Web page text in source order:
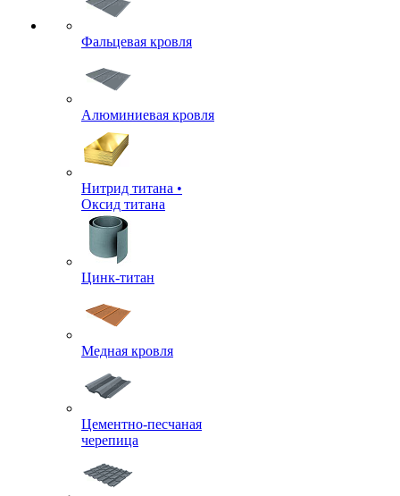
Фальцевая кровля
Алюминиевая кровля
Нитрид титана •
Оксид титана
Цинк-титан
Медная кровля
Цементно-песчаная
черепица